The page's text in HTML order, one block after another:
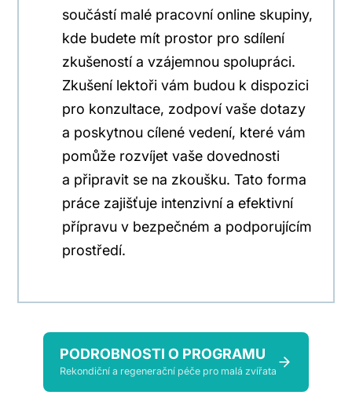
součástí malé pracovní online skupiny,
kde budete mít prostor pro sdílení
zkušeností a vzájemnou spolupráci.
Zkušení lektoři vám budou k dispozici
pro konzultace, zodpoví vaše dotazy
a poskytnou cílené vedení, které vám
pomůže rozvíjet vaše dovednosti
a připravit se na zkoušku. Tato forma
práce zajišťuje intenzivní a efektivní
přípravu v bezpečném a podporujícím
prostředí.
PODROBNOSTI O PROGRAMU
Rekondiční a regenerační péče pro malá zvířata